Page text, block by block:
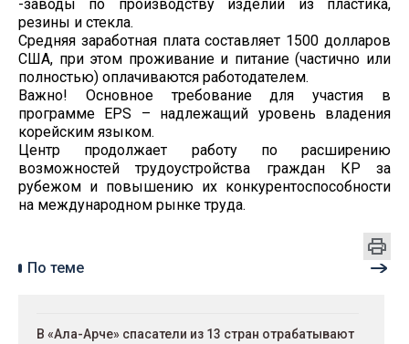
-заводы по производству изделий из пластика,
резины и стекла.
Средняя заработная плата составляет 1500 долларов
США, при этом проживание и питание (частично или
полностью) оплачиваются работодателем.
Важно! Основное требование для участия в
программе EPS – надлежащий уровень владения
корейским языком.
Центр продолжает работу по расширению
возможностей трудоустройства граждан КР за
рубежом и повышению их конкурентоспособности
на международном рынке труда.
По теме
В «Ала-Арче» спасатели из 13 стран отрабатывают